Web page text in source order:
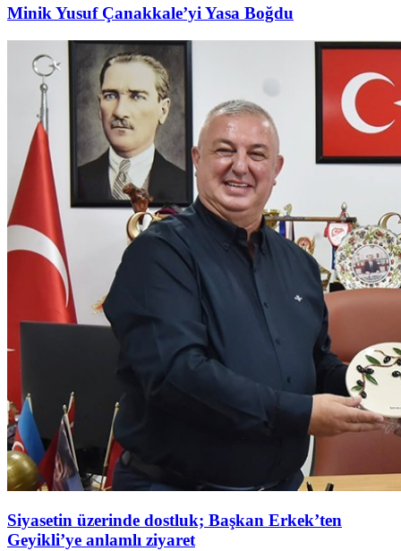
Minik Yusuf Çanakkale’yi Yasa Boğdu
Siyasetin üzerinde dostluk; Başkan Erkek’ten
Geyikli’ye anlamlı ziyaret